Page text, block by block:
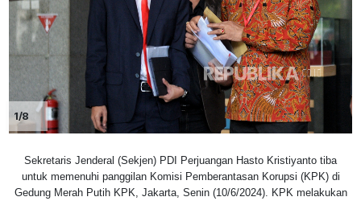
1/8
Sekretaris Jenderal (Sekjen) PDI Perjuangan Hasto Kristiyanto tiba
untuk memenuhi panggilan Komisi Pemberantasan Korupsi (KPK) di
Gedung Merah Putih KPK, Jakarta, Senin (10/6/2024). KPK melakukan